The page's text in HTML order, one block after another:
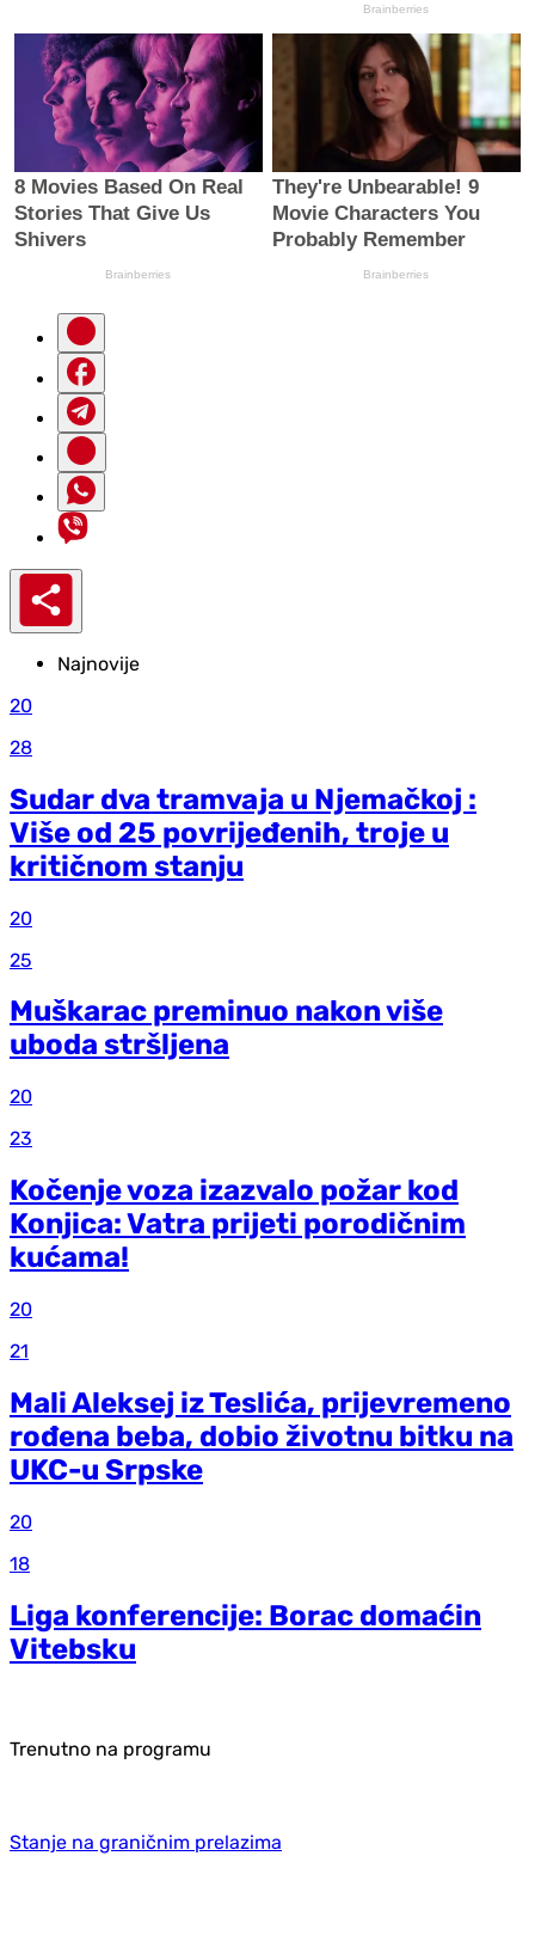
Najnovije
20
28
Sudar dva tramvaja u Njemačkoj :
Više od 25 povrijeđenih, troje u
kritičnom stanju
20
25
Muškarac preminuo nakon više
uboda stršljena
20
23
Kočenje voza izazvalo požar kod
Konjica: Vatra prijeti porodičnim
kućama!
20
21
Mali Aleksej iz Teslića, prijevremeno
rođena beba, dobio životnu bitku na
UKC-u Srpske
20
18
Liga konferencije: Borac domaćin
Vitebsku
Trenutno na programu
Stanje na graničnim prelazima